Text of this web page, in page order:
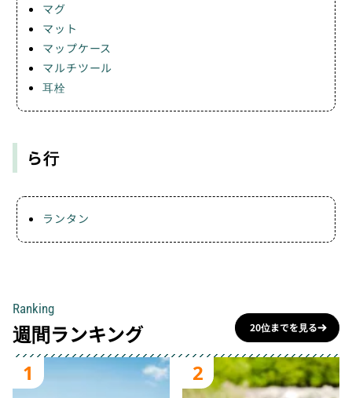
マグ
マット
マップケース
マルチツール
耳栓
ら行
ランタン
Ranking
週間ランキング 20位までを見る
1 2